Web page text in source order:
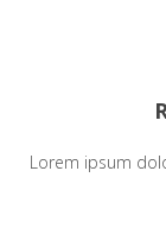
Lorem ipsum